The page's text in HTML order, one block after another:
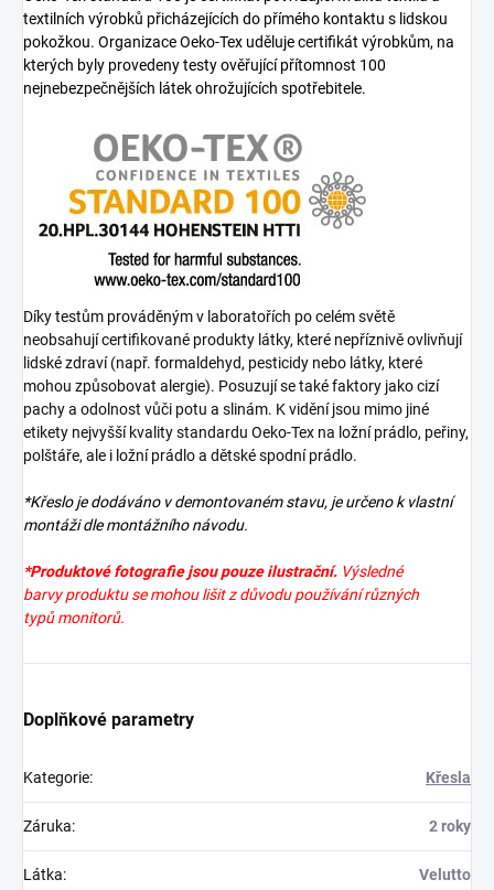
textilních výrobků přicházejících do přímého kontaktu s lidskou
pokožkou. Organizace Oeko-Tex uděluje certifikát výrobkům, na
kterých byly provedeny testy ověřující přítomnost 100
nejnebezpečnějších látek ohrožujících spotřebitele.
Díky testům prováděným v laboratořích po celém světě
neobsahují certifikované produkty látky, které nepříznivě ovlivňují
lidské zdraví (např. formaldehyd, pesticidy nebo látky, které
mohou způsobovat alergie). Posuzují se také faktory jako cizí
pachy a odolnost vůči potu a slinám. K vidění jsou mimo jiné
etikety nejvyšší kvality standardu Oeko-Tex na ložní prádlo, peřiny,
polštáře, ale i ložní prádlo a dětské spodní prádlo.
*Křeslo je dodáváno v demontovaném stavu, je určeno k vlastní
montáži dle montážního návodu.
*Produktové fotografie jsou pouze ilustrační. Výsledné
barvy produktu se mohou lišit z důvodu používání různých
typů monitorů.
Doplňkové parametry
Kategorie: Křesla
Záruka: 2 roky
Látka: Velutto